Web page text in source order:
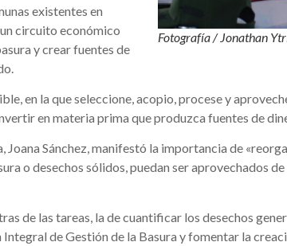
Fotografía / Jonathan
existentes en
circuito económico
y crear fuentes de
en la que seleccione, acopio, procese y
en materia prima que produzca fuentes de
Joana Sánchez, manifestó la importancia de
o desechos sólidos, puedan ser aprovechados
de las tareas, la de cuantificar los desechos
de Gestión de la Basura y fomentar la